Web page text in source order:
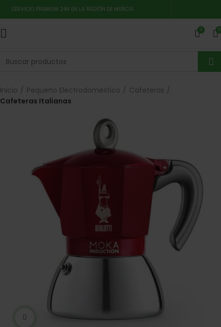
SERVICIO PREMIUM 24H EN LA REGIÓN DE MURCIA
0 0
Inicio Pequeño Electrodoméstico
Cafeteras
Cafeteras Italianas
Ampliar imágen